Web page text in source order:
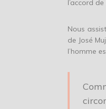
l’accord
Nous
de José
l’homme